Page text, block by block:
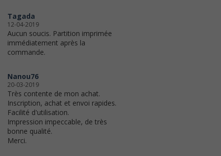
Tagada
12-04-2019
Aucun soucis. Partition imprimée
immédiatement après la
commande.
Nanou76
20-03-2019
Très contente de mon achat.
Inscription, achat et envoi rapides.
Facilité d'utilisation.
Impression impeccable, de très
bonne qualité.
Merci.